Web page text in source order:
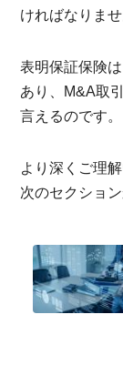
ければなりませ
表明保証保険
あり、M&A取
言えるのです。
より深くご理
次のセクショ